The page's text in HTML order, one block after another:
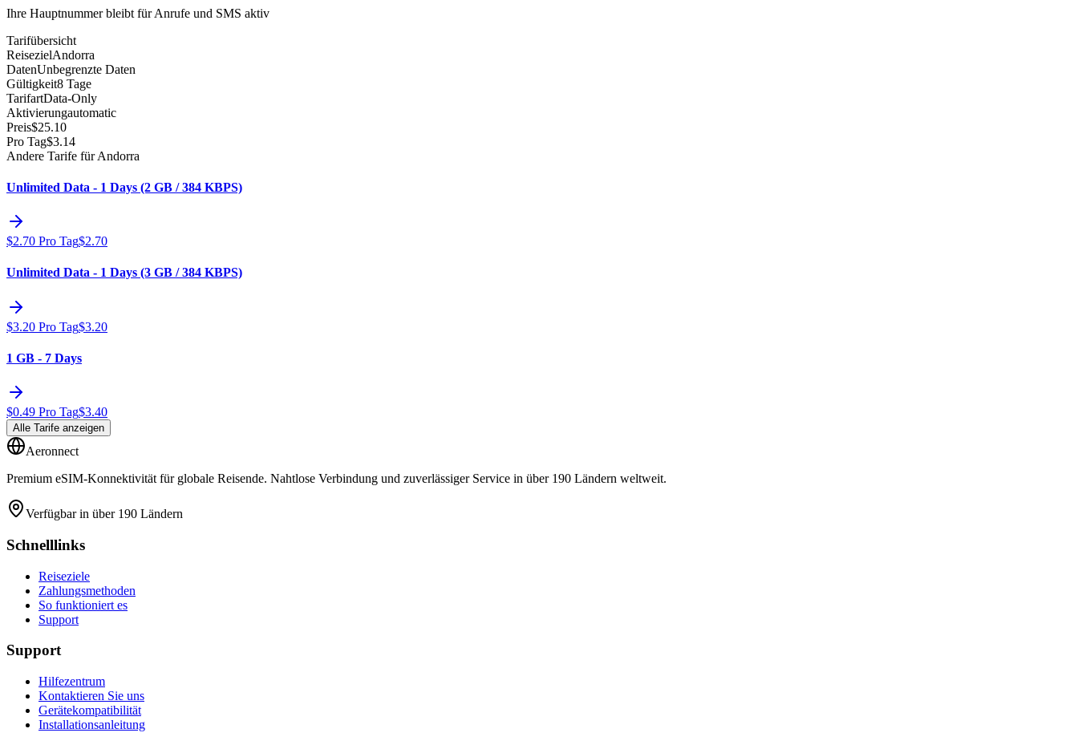
Ihre Hauptnummer bleibt für Anrufe und SMS aktiv
Tarifübersicht
ReisezielAndorra
DatenUnbegrenzte Daten
Gültigkeit8 Tage
TarifartData-Only
Aktivierungautomatic
Preis$25.10
Pro Tag$3.14
Andere Tarife für Andorra
Unlimited Data - 1 Days (2 GB / 384 KBPS)
$2.70 Pro Tag$2.70
Unlimited Data - 1 Days (3 GB / 384 KBPS)
$3.20 Pro Tag$3.20
1 GB - 7 Days
$0.49 Pro Tag$3.40
Alle Tarife anzeigen
Aeronnect
Premium eSIM-Konnektivität für globale Reisende. Nahtlose Verbindung und zuverlässiger Service in über 190 Ländern weltweit.
Verfügbar in über 190 Ländern
Schnelllinks
Reiseziele
Zahlungsmethoden
So funktioniert es
Support
Support
Hilfezentrum
Kontaktieren Sie uns
Gerätekompatibilität
Installationsanleitung